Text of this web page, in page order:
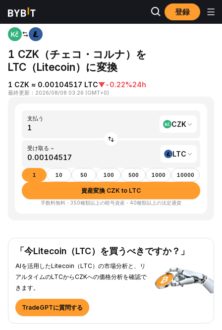
登録
ホーム CZK to LTC
1 CZK（チェコ・コルナ）を
LTC（Litecoin）に変換
1 CZK ≈ 0.00104517 LTC▼-0.22%24h
最終更新 ： 2026/08/08 03:26 (GMT+0)
支払う
CZK
受け取る ~
LTC
1 10 50 100 500 1000 10000
資産変換 CZK to LTC
手数料無料・350種類以上の暗号資産・40種類以上の法定通貨
「今Litecoin（LTC）を買うべきですか？」
AIを活用したLitecoin（LTC）の市場分析と、リ
アルタイムのLTCからCZKへの価格分析を確認で
きます。
TradeGPTに質問する